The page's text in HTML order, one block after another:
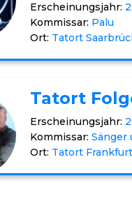
Erscheinungsjahr:
Kommissar: Palu
Ort: Tatort
Tatort
Erscheinungsjahr:
Kommissar: Sänger
Ort: Tatort Frankfurt